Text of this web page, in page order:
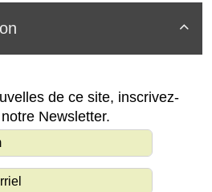

de ce site, inscrivez-
Newsletter.